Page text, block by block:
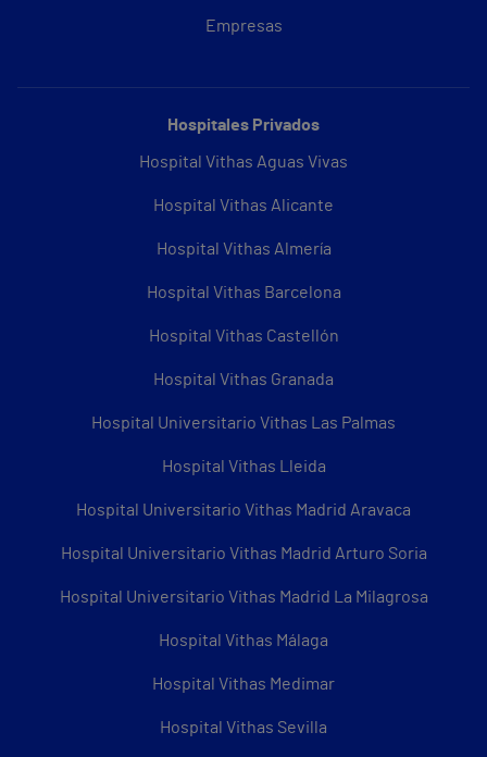
Empresas
Hospitales Privados
Hospital Vithas Aguas Vivas
Hospital Vithas Alicante
Hospital Vithas Almería
Hospital Vithas Barcelona
Hospital Vithas Castellón
Hospital Vithas Granada
Hospital Universitario Vithas Las Palmas
Hospital Vithas Lleida
Hospital Universitario Vithas Madrid Aravaca
Hospital Universitario Vithas Madrid Arturo Soria
Hospital Universitario Vithas Madrid La Milagrosa
Hospital Vithas Málaga
Hospital Vithas Medimar
Hospital Vithas Sevilla